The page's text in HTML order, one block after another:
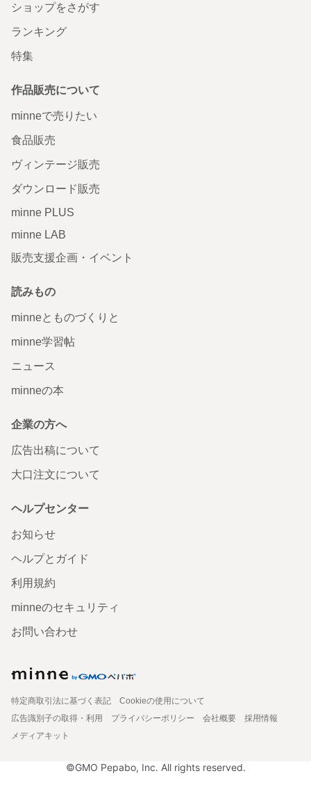
ショップをさがす
ランキング
特集
作品販売について
minneで売りたい
食品販売
ヴィンテージ販売
ダウンロード販売
minne PLUS
minne LAB
販売支援企画・イベント
読みもの
minneとものづくりと
minne学習帖
ニュース
minneの本
企業の方へ
広告出稿について
大口注文について
ヘルプセンター
お知らせ
ヘルプとガイド
利用規約
minneのセキュリティ
お問い合わせ
特定商取引法に基づく表記
Cookieの使用について
広告識別子の取得・利用
プライバシーポリシー 会社概要
採用情報
メディアキット
©GMO Pepabo, Inc. All rights reserved.